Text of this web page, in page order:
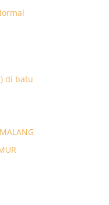
di batu